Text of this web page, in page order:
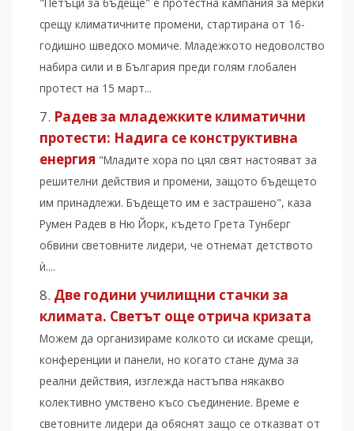
срещу климатичните промени, стартирана от 16-
годишно шведско момиче. Младежкото недоволство
набира сили и в България преди голям глобален
протест на 15 март...
Радев за младежките климатични
протести: Надига се конструктивна
енергия "Младите хора по цял свят настояват за
решителни действия и промени, защото бъдещето
им принадлежи. Бъдещето им е застрашено", каза
Румен Радев в Ню Йорк, където Грета Тунберг
обвини световните лидери, че отнемат детството
ѝ....
Две години училищни стачки за
климата. Светът още отрича кризата
Можем да организираме колкото си искаме срещи,
конференции и панели, но когато стане дума за
реални действия, изглежда настъпва някакво
колективно умствено късо съединение. Време е
световните лидери да обяснят защо се отказват от